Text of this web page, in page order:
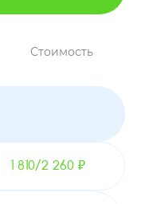
Стоимость
1 810/2 260 ₽